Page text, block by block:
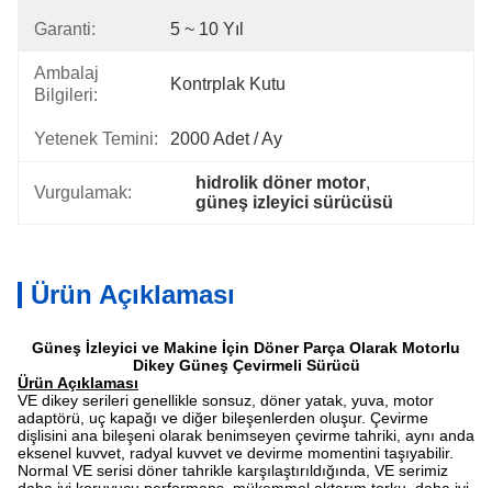
Garanti: 5 ~ 10 Yıl
Ambalaj
Bilgileri:
Kontrplak Kutu
Yetenek Temini: 2000 Adet / Ay
Vurgulamak:
hidrolik döner motor,
güneş izleyici sürücüsü
Ürün Açıklaması
Güneş İzleyici ve Makine İçin Döner Parça Olarak Motorlu
Dikey Güneş Çevirmeli Sürücü
Ürün Açıklaması
VE dikey serileri genellikle sonsuz, döner yatak, yuva, motor
adaptörü, uç kapağı ve diğer bileşenlerden oluşur. Çevirme
dişlisini ana bileşeni olarak benimseyen çevirme tahriki, aynı anda
eksenel kuvvet, radyal kuvvet ve devirme momentini taşıyabilir.
Normal VE serisi döner tahrikle karşılaştırıldığında, VE serimiz